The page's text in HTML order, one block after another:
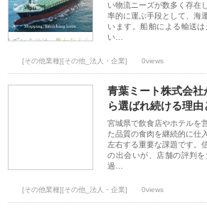
い物流ニーズが数多く存在
率的に運ぶ手段として、海
います。船舶による輸送
い…
[その他業種][その他_法人・企業] 0views
青葉ミート株式会
ら選ばれ続ける理由
宮城県で飲食店やホテルを
た品質の食肉を継続的に仕
左右する重要な課題です。
の出会いが、店舗の評判
過…
[その他業種][その他_法人・企業] 0views